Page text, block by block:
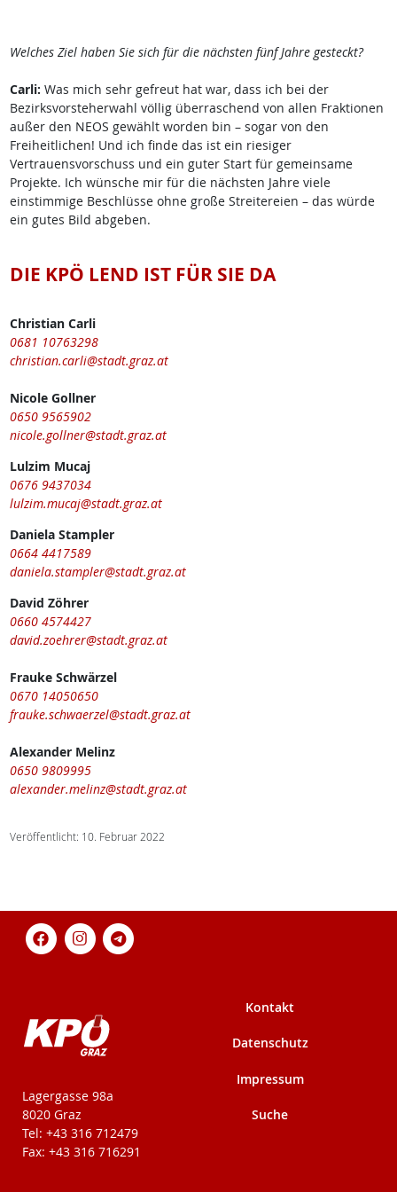
Welches Ziel haben Sie sich für die nächsten fünf Jahre gesteckt?
Carli: Was mich sehr gefreut hat war, dass ich bei der
Bezirksvorsteherwahl völlig überraschend von allen Fraktionen
außer den NEOS gewählt worden bin – sogar von den
Freiheitlichen! Und ich finde das ist ein riesiger
Vertrauensvorschuss und ein guter Start für gemeinsame
Projekte. Ich wünsche mir für die nächsten Jahre viele
einstimmige Beschlüsse ohne große Streitereien – das würde
ein gutes Bild abgeben.
DIE KPÖ LEND IST FÜR SIE DA
Christian Carli
0681 10763298
christian.carli@stadt.graz.at
Nicole Gollner
0650 9565902
nicole.gollner@stadt.graz.at
Lulzim Mucaj
0676 9437034
lulzim.mucaj@stadt.graz.at
Daniela Stampler
0664 4417589
daniela.stampler@stadt.graz.at
David Zöhrer
0660 4574427
david.zoehrer@stadt.graz.at
Frauke Schwärzel
0670 14050650
frauke.schwaerzel@stadt.graz.at
Alexander Melinz
0650 9809995
alexander.melinz@stadt.graz.at
Veröffentlicht: 10. Februar 2022
KPÖ-Steiermark
Lagergasse 98a
8020 Graz
Tel: +43 316 712479
Fax: +43 316 716291
Kontakt
Datenschutz
Impressum
Suche